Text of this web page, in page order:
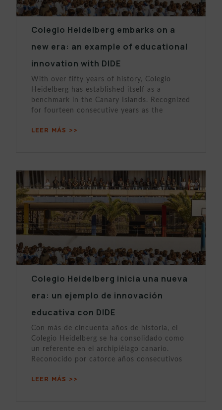
Colegio Heidelberg embarks on a
new era: an example of educational
innovation with DIDE
With over fifty years of history, Colegio
Heidelberg has established itself as a
benchmark in the Canary Islands. Recognized
for fourteen consecutive years as the
LEER MÁS >>
Colegio Heidelberg inicia una nueva
era: un ejemplo de innovación
educativa con DIDE
Con más de cincuenta años de historia, el
Colegio Heidelberg se ha consolidado como
un referente en el archipiélago canario.
Reconocido por catorce años consecutivos
LEER MÁS >>